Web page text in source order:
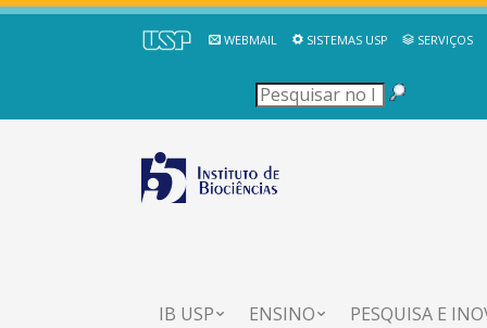
WEBMAIL SISTEMAS USP SERVIÇOS
IB USP ENSINO PESQUISA E